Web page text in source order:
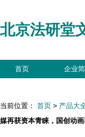
北京法研堂
首页 企业
当前位置： 首页 > 产品大
媒再获资本青睐，国创动